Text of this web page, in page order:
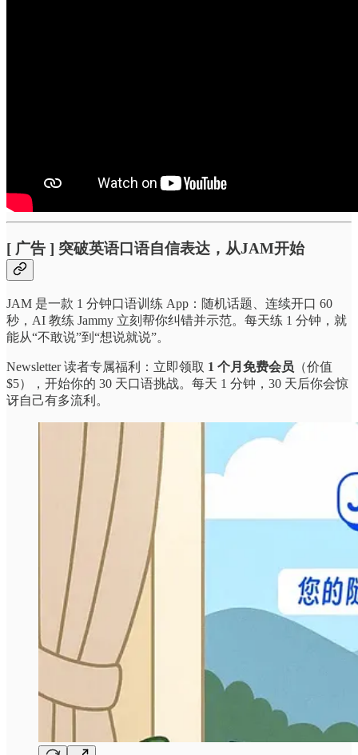
[ 广告 ] 突破英语口语自信表达，从JAM开始
JAM 是一款 1 分钟口语训练 App：随机话题、连续开口 60
秒，AI 教练 Jammy 立刻帮你纠错并示范。每天练 1 分钟，就
能从“不敢说”到“想说就说”。
Newsletter 读者专属福利：立即领取 1 个月免费会员 （价值
$5），开始你的 30 天口语挑战。每天 1 分钟，30 天后你会惊
讶自己有多流利。